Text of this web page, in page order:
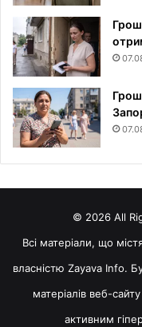
© 2026 All
Всі матеріали, що
власністю Zayava Info.
матеріалів веб-
активним